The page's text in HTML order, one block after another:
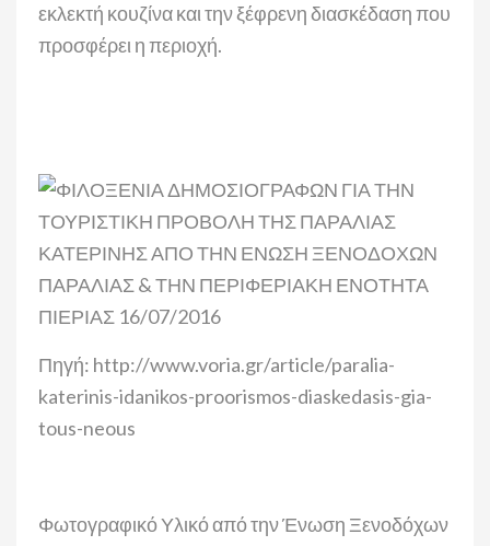
εκλεκτή κουζίνα και την ξέφρενη διασκέδαση που
προσφέρει η περιοχή.
Πηγή: http://www.voria.gr/article/paralia-
katerinis-idanikos-proorismos-diaskedasis-gia-
tous-neous
Φωτογραφικό Υλικό από την Ένωση Ξενοδόχων